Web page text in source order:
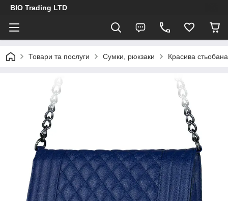
BIO Trading LTD
Товари та послуги Сумки, рюкзаки Красива